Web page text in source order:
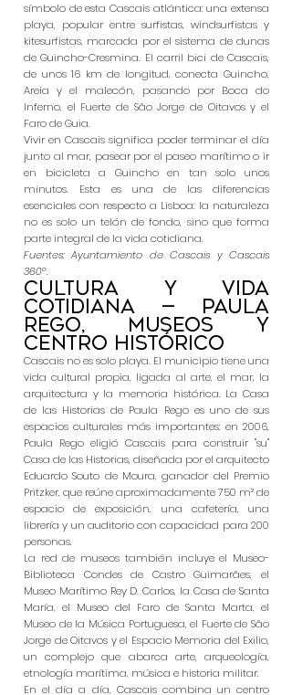
símbolo de esta Cascais atlántica: una extensa
playa, popular entre surfistas, windsurfistas y
kitesurfistas, marcada por el sistema de dunas
de Guincho-Cresmina. El carril bici de Cascais,
de unos 16 km de longitud, conecta Guincho,
Areia y el malecón, pasando por Boca do
Inferno, el Fuerte de São Jorge de Oitavos y el
Faro de Guia.
Vivir en Cascais significa poder terminar el día
junto al mar, pasear por el paseo marítimo o ir
en bicicleta a Guincho en tan solo unos
minutos. Esta es una de las diferencias
esenciales con respecto a Lisboa: la naturaleza
no es solo un telón de fondo, sino que forma
parte integral de la vida cotidiana.
Fuentes: Ayuntamiento de Cascais y Cascais
360º.
Cultura y vida
cotidiana — Paula
Rego, museos y
centro histórico
Cascais no es solo playa. El municipio tiene una
vida cultural propia, ligada al arte, el mar, la
arquitectura y la memoria histórica. La Casa
de las Historias de Paula Rego es uno de sus
espacios culturales más importantes: en 2006,
Paula Rego eligió Cascais para construir "su"
Casa de las Historias, diseñada por el arquitecto
Eduardo Souto de Moura, ganador del Premio
Pritzker, que reúne aproximadamente 750 m² de
espacio de exposición, una cafetería, una
librería y un auditorio con capacidad para 200
personas.
La red de museos también incluye el Museo-
Biblioteca Condes de Castro Guimarães, el
Museo Marítimo Rey D. Carlos, la Casa de Santa
María, el Museo del Faro de Santa Marta, el
Museo de la Música Portuguesa, el Fuerte de São
Jorge de Oitavos y el Espacio Memoria del Exilio,
un complejo que abarca arte, arqueología,
etnología marítima, música e historia militar.
En el día a día, Cascais combina un centro